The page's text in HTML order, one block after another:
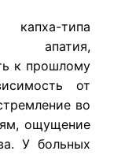
типа
апатия,
к прошлому
от
во
ощущение
У больных